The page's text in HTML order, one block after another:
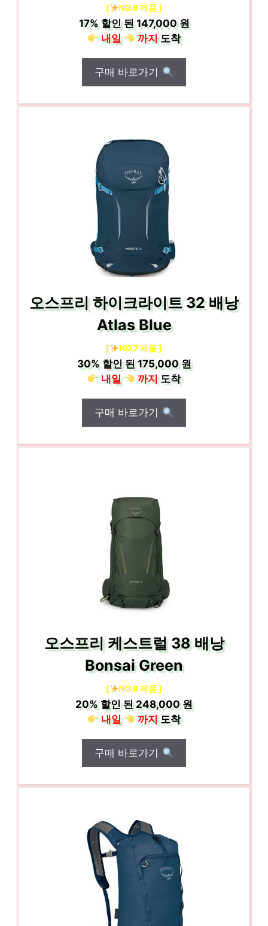
[ NO.6 제품 ]
17%할인 된147,000 원
내일
까지도착
구매 바로가기
오스프리 하이크라이트 32 배낭
Atlas Blue
[ NO.7 제품 ]
30%할인 된175,000 원
내일
까지도착
구매 바로가기
오스프리 케스트럴 38 배낭
Bonsai Green
[ NO.8 제품 ]
20%할인 된248,000 원
내일
까지도착
구매 바로가기